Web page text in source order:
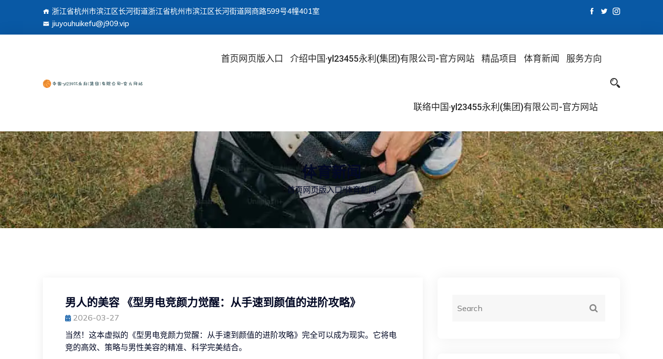
浙江省杭州市滨江区长河街道浙江省杭州市滨江区长河街道网商路599号4幢401室
jiuyouhuikefu@j909.vip
首页网页版入口 介绍中国·yl23455永利(集团)有限公司-官方网站 精品项目 体育新闻 服务方向
联络中国·yl23455永利(集团)有限公司-官方网站
体育新闻
首页网页版入口/体育新闻
男人的美容 《型男电竞颜力觉醒：从手速到颜值的进阶攻略》
2026-03-27
当然！这本虚拟的《型男电竞颜力觉醒：从手速到颜值的进阶攻略》完全可以成为现实。它将电
竞的高效、策略与男性美容的精准、科学完美结合。